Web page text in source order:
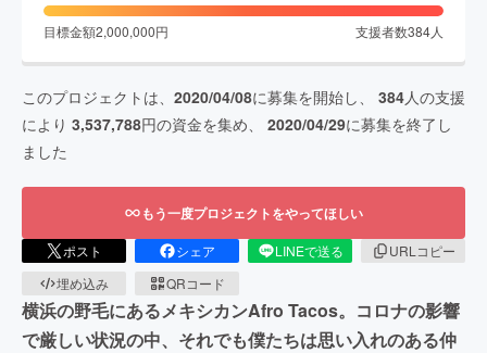
目標金額2,000,000円 支援者数384人
このプロジェクトは、 2020/04/08に募集を開始し、 384人の支援
により 3,537,788円の資金を集め、 2020/04/29に募集を終了し
ました
もう一度プロジェクトをやってほしい
ポスト シェア LINEで送る
URLコピー
埋め込み
QRコード
横浜の野毛にあるメキシカンAfro Tacos。コロナの影響
で厳しい状況の中、それでも僕たちは思い入れのある仲